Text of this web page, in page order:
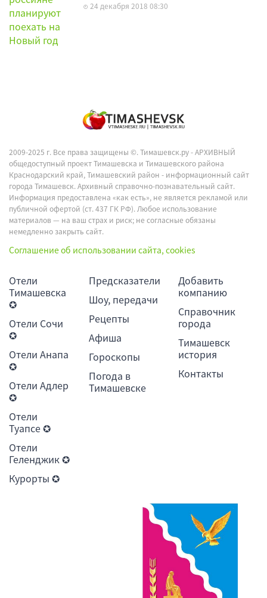
24 декабря 2018 08:30
2009-2025 г. Все права защищены ©.Тимашевск.ру - АРХИВНЫЙ
общедоступный проект Тимашевска и Тимашевского района
Краснодарский край, Тимашевский район - информационный сайт
города Тимашевск. Архивный справочно-познавательный сайт.
Информация предоставлена «как есть», не является рекламой или
публичной офертой (ст. 437 ГК РФ). Любое использование
материалов — на ваш страх и риск; не согласные обязаны
немедленно закрыть сайт.
Соглашение об использовании сайта, cookies
Отели
Тимашевска
✪
Отели Сочи
✪
Отели Анапа
✪
Отели Адлер
✪
Отели
Туапсе ✪
Отели
Геленджик ✪
Курорты ✪
Предсказатели
Шоу, передачи
Рецепты
Афиша
Гороскопы
Погода в
Тимашевске
Добавить
компанию
Справочник
города
Тимашевск
история
Контакты